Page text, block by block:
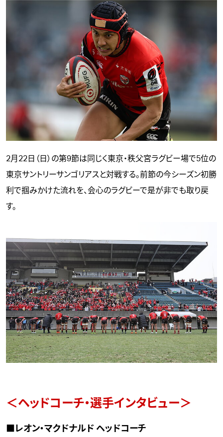
2月22日（日）の第9節は同じく東京・秩父宮ラグビー場で5位の
東京サントリーサンゴリアスと対戦する。前節の今シーズン初勝
利で掴みかけた流れを、会心のラグビーで是が非でも取り戻
す。
＜ヘッドコーチ・選手インタビュー＞
■レオン・マクドナルド ヘッドコーチ